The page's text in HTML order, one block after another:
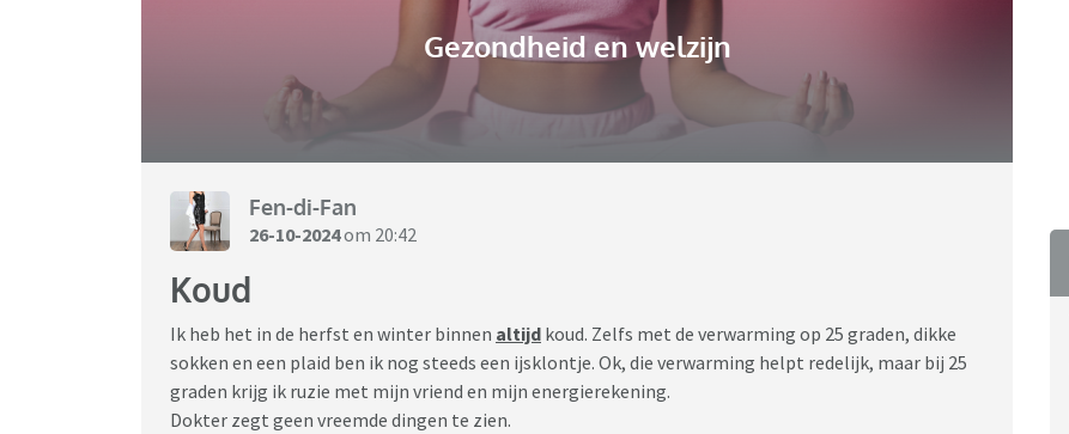
Gezondheid en welzijn
Fen-di-Fan
26-10-2024om 20:42
Koud
Ik heb het in de herfst en winter binnen altijd koud. Zelfs met de verwarming op 25 graden, dikke
sokken en een plaid ben ik nog steeds een ijsklontje. Ok, die verwarming helpt redelijk, maar bij 25
graden krijg ik ruzie met mijn vriend en mijn energierekening.
Dokter zegt geen vreemde dingen te zien.